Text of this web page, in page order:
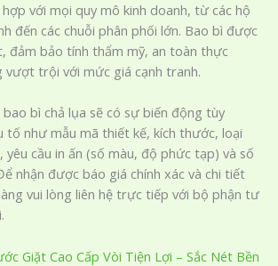
với mọi quy mô kinh doanh, từ các hộ
đến các chuỗi phân phối lớn. Bao bì được
đảm bảo tính thẩm mỹ, an toàn thực
vượt trội với mức giá cạnh tranh.
bì chả lụa sẽ có sự biến động tùy
tố như mẫu mã thiết kế, kích thước, loại
yêu cầu in ấn (số màu, độ phức tạp) và số
nhận được báo giá chính xác và chi tiết
vui lòng liên hệ trực tiếp với bộ phận tư
Giặt Cao Cấp Vòi Tiện Lợi – Sắc Nét Bền